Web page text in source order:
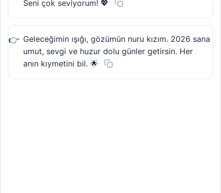
Seni çok seviyorum! 💖
Geleceğimin ışığı, gözümün nuru kızım. 2026 sana
umut, sevgi ve huzur dolu günler getirsin. Her
anın kıymetini bil. 🌟